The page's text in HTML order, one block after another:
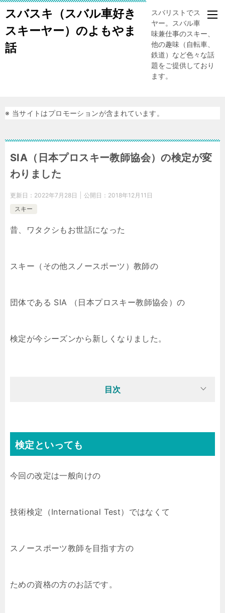
スバスキ（スバル車好き
スキーヤー）のよもやま
話
スバリストでスキー
ヤー。スバル車、趣
味兼仕事のスキー、
他の趣味（自転車、
鉄道）など色々な話
題をご提供しており
ます。
※ 当サイトはプロモーションが含まれています。
SIA（日本プロスキー教師協会）の検定が変
わりました
更新日： 2022年7月28日 公開日： 2018年12月11日
スキー
昔、ワタクシもお世話になった
スキー（その他スノースポーツ）教師の
団体である SIA （日本プロスキー教師協会）の
検定が今シーズンから新しくなりました。
目次
検定といっても
今回の改定は一般向けの
技術検定（International Test）ではなくて
スノースポーツ教師を目指す方の
ための資格の方のお話です。